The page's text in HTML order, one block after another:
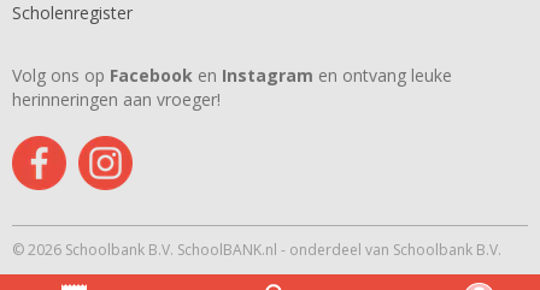
Scholenregister
Volg ons op Facebook en Instagram en ontvang leuke
herinneringen aan vroeger!
© 2026 Schoolbank B.V. SchoolBANK.nl - onderdeel van Schoolbank B.V.